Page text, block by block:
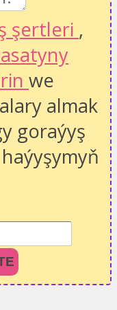
şertleri ,
we
almak
goraýyş